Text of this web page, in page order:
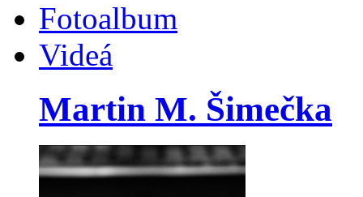
Fotoalbum
Videá
Martin M. Šimečka